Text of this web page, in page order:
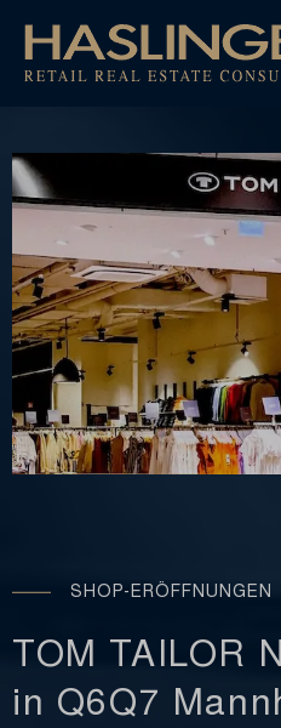
SHOP-ERÖFFNUNGEN
TOM TAILOR
in Q6Q7